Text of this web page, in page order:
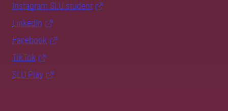
Instagram SLU.student
LinkedIn
Facebook
TikTok
SLU Play